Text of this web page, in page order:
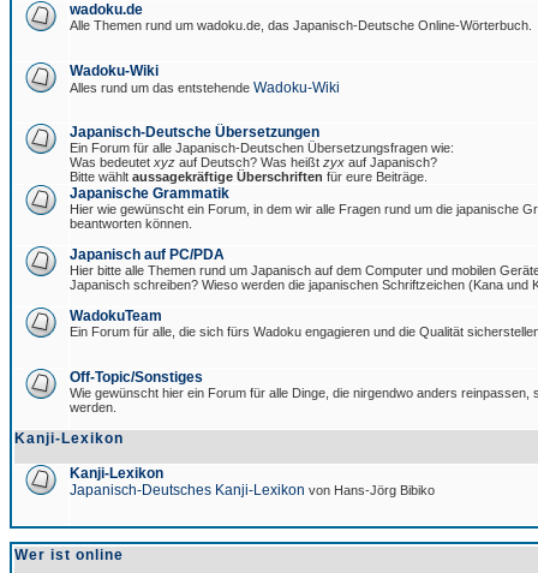
wadoku.de
Alle Themen rund um wadoku.de, das Japanisch-Deutsche Online-Wörterbuch.
Wadoku-Wiki
Alles rund um das entstehende Wadoku-Wiki
Japanisch-Deutsche Übersetzungen
Ein Forum für alle Japanisch-Deutschen Übersetzungsfragen wie:
Was bedeutet xyz auf Deutsch? Was heißt zyx auf Japanisch?
Bitte wählt aussagekräftige Überschriften für eure Beiträge.
Japanische Grammatik
Hier wie gewünscht ein Forum, in dem wir alle Fragen rund um die japanische
beantworten können.
Japanisch auf PC/PDA
Hier bitte alle Themen rund um Japanisch auf dem Computer und mobilen
Japanisch schreiben? Wieso werden die japanischen Schriftzeichen (Kana und
WadokuTeam
Ein Forum für alle, die sich fürs Wadoku engagieren und die Qualität
Off-Topic/Sonstiges
Wie gewünscht hier ein Forum für alle Dinge, die nirgendwo anders reinpassen,
werden.
Kanji-Lexikon
Kanji-Lexikon
Japanisch-Deutsches Kanji-Lexikon von Hans-Jörg Bibiko
Wer ist online